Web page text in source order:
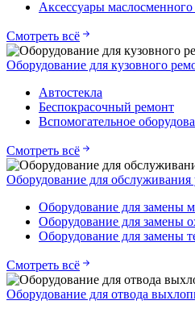
Аксессуары
Смотреть всё
Оборудование для кузовного
Автостекла
Беспокрасочный ремонт
Вспомогательное
Смотреть всё
Оборудование для обслуживания
Оборудование для замены
Оборудование для замены
Оборудование для замены
Смотреть всё
Оборудование для отвода